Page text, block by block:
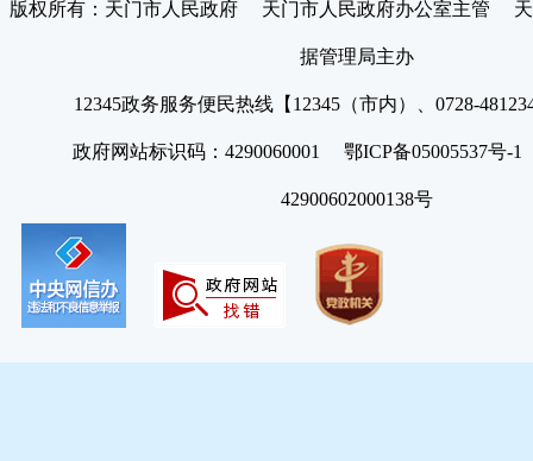
版权所有：天门市人民政府 天门市人民政府办公室主管 天
据管理局主办
12345政务服务便民热线【12345（市内）、0728-
政府网站标识码：4290060001 鄂ICP备05005537号
42900602000138号